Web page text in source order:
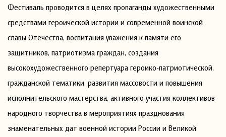
Фестиваль проводится в целях пропаганды художественными
средствами героической истории и современной воинской
славы Отечества, воспитания уважения к памяти его
защитников, патриотизма граждан, создания
высокохудожественного репертуара героико-патриотической,
гражданской тематики, развития массовости и повышения
исполнительского мастерства, активного участия коллективов
народного творчества в мероприятиях празднования
знаменательных дат военной истории России и Великой